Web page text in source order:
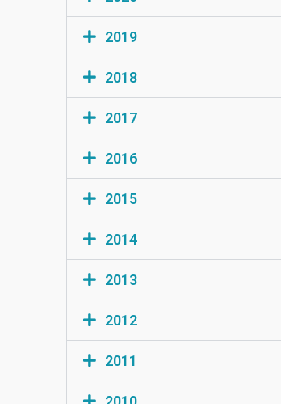
2019
2018
2017
2016
2015
2014
2013
2012
2011